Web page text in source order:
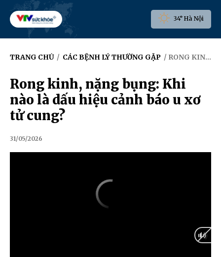
34° Hà Nội
TRANG CHỦ / CÁC BỆNH LÝ THƯỜNG GẶP / RONG KINH, NẶNG BỤNG: KHI NÀO LÀ DẤU HIỆU CẢNH BÁO U XƠ TỬ CUNG?
Rong kinh, nặng bụng: Khi
nào là dấu hiệu cảnh báo u xơ
tử cung?
31/05/2026